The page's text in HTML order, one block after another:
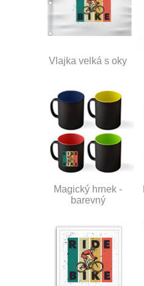
Vlajka velká s oky
Magický hrnek -
barevný